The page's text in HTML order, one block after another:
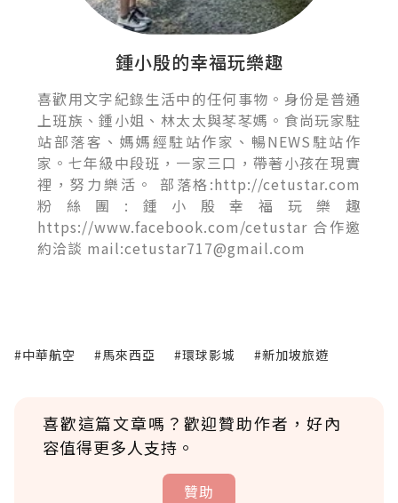
鍾小殷的幸福玩樂趣
喜歡用文字紀錄生活中的任何事物。身份是普通
上班族、鍾小姐、林太太與苳苳媽。食尚玩家駐
站部落客、媽媽經駐站作家、暢NEWS駐站作
家。七年級中段班，一家三口，帶著小孩在現實
裡，努力樂活。 部落格:http://cetustar.com
粉絲團:鍾小殷幸福玩樂趣
https://www.facebook.com/cetustar 合作邀
約洽談 mail:cetustar717@gmail.com
#中華航空 #馬來西亞 #環球影城 #新加坡旅遊
喜歡這篇文章嗎？歡迎贊助作者，好內
容值得更多人支持。
贊助